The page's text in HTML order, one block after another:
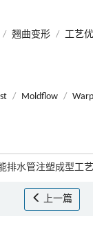
/ 翘曲变形 / 工艺
/ Moldflow /
排水管注塑成型工
上一篇